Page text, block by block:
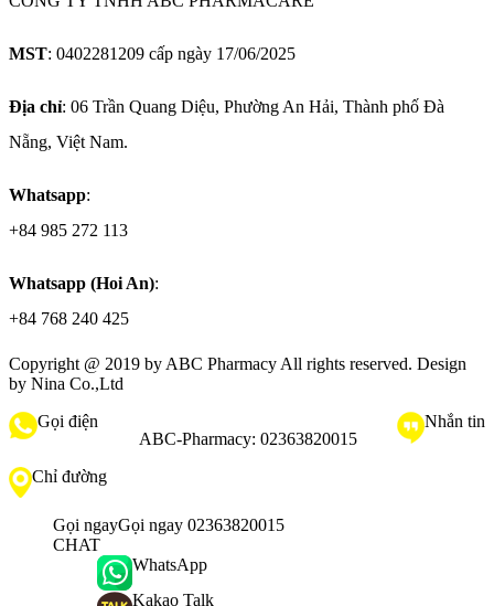
MST: 0402281209 cấp ngày 17/06/2025
Địa chỉ: 06 Trần Quang Diệu, Phường An Hải, Thành phố Đà
Nẵng, Việt Nam.
Whatsapp:
+84 985 272 113
Whatsapp (Hoi An):
+84 768 240 425
Copyright @ 2019 by ABC Pharmacy All rights reserved. Design
by Nina Co.,Ltd
Gọi điện
ABC-Pharmacy: 02363820015
Nhắn tin
Chỉ đường
Gọi ngayGọi ngay 02363820015
CHAT
WhatsApp
Kakao Talk